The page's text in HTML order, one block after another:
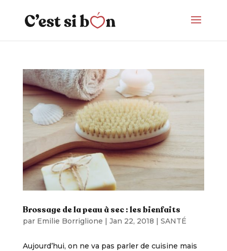
Brossage de la peau à sec : les bienfaits
par Emilie Borriglione | Jan 22, 2018 | SANTÉ
Aujourd’hui, on ne va pas parler de cuisine mais